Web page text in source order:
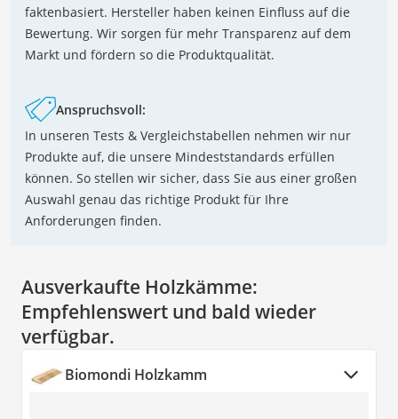
faktenbasiert. Hersteller haben keinen Einfluss auf die
Bewertung. Wir sorgen für mehr Transparenz auf dem
Markt und fördern so die Produktqualität.
Anspruchsvoll:
In unseren Tests & Vergleichstabellen nehmen wir nur
Produkte auf, die unsere Mindeststandards erfüllen
können. So stellen wir sicher, dass Sie aus einer großen
Auswahl genau das richtige Produkt für Ihre
Anforderungen finden.
Ausverkaufte Holzkämme:
Empfehlenswert und bald wieder
verfügbar.
Biomondi Holzkamm